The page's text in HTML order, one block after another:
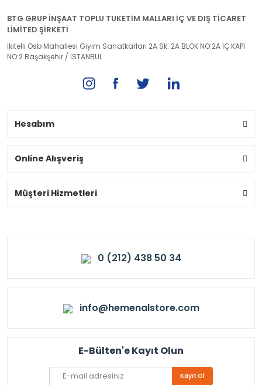
BTG GRUP İNŞAAT TOPLU TUKETİM MALLARI İÇ VE DIŞ TİCARET
LİMİTED ŞİRKETİ
İkitelli Osb Mahallesi Giyim Sanatkarları 2A Sk. 2A BLOK NO:2A İÇ KAPI
NO:2 Başakşehir / İSTANBUL
Hesabım
Online Alışveriş
Müşteri Hizmetleri
0 (212) 438 50 34
info@hemenalstore.com
E-Bülten'e Kayıt Olun
Kayıt Ol